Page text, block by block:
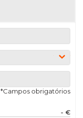
*Campos obrigatórios
- €